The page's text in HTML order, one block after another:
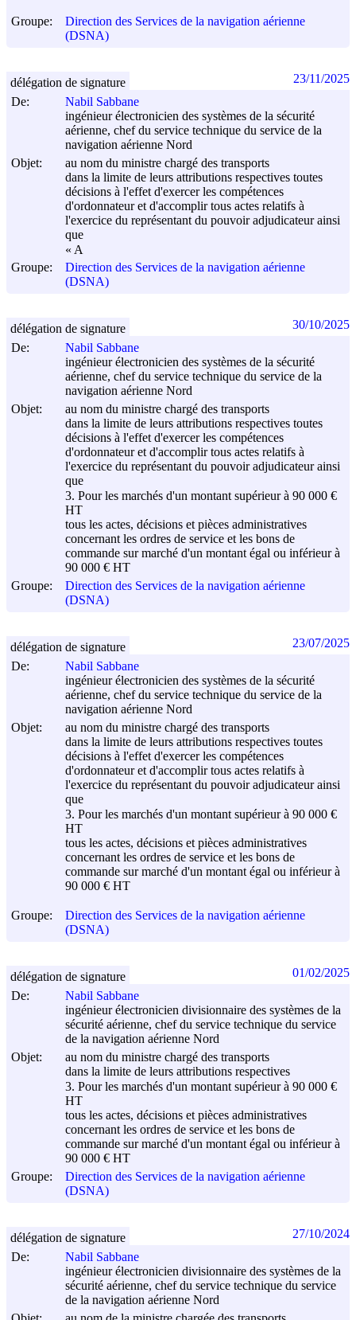
Groupe:
Direction des Services de la navigation aérienne
(DSNA)
De:
Nabil Sabbane
ingénieur électronicien des systèmes de la sécurité
aérienne, chef du service technique du service de la
navigation aérienne Nord
Objet:
au nom du ministre chargé des transports
dans la limite de leurs attributions respectives toutes
décisions à l'effet d'exercer les compétences
d'ordonnateur et d'accomplir tous actes relatifs à
l'exercice du représentant du pouvoir adjudicateur ainsi
que
« A
Groupe:
Direction des Services de la navigation aérienne
(DSNA)
délégation de signature 23/11/2025
De:
Nabil Sabbane
ingénieur électronicien des systèmes de la sécurité
aérienne, chef du service technique du service de la
navigation aérienne Nord
Objet:
au nom du ministre chargé des transports
dans la limite de leurs attributions respectives toutes
décisions à l'effet d'exercer les compétences
d'ordonnateur et d'accomplir tous actes relatifs à
l'exercice du représentant du pouvoir adjudicateur ainsi
que
3. Pour les marchés d'un montant supérieur à 90 000 €
HT
tous les actes, décisions et pièces administratives
concernant les ordres de service et les bons de
commande sur marché d'un montant égal ou inférieur à
90 000 € HT
Groupe:
Direction des Services de la navigation aérienne
(DSNA)
délégation de signature 30/10/2025
De:
Nabil Sabbane
ingénieur électronicien des systèmes de la sécurité
aérienne, chef du service technique du service de la
navigation aérienne Nord
Objet:
au nom du ministre chargé des transports
dans la limite de leurs attributions respectives toutes
décisions à l'effet d'exercer les compétences
d'ordonnateur et d'accomplir tous actes relatifs à
l'exercice du représentant du pouvoir adjudicateur ainsi
que
3. Pour les marchés d'un montant supérieur à 90 000 €
HT
tous les actes, décisions et pièces administratives
concernant les ordres de service et les bons de
commande sur marché d'un montant égal ou inférieur à
90 000 € HT
Groupe:
Direction des Services de la navigation aérienne
(DSNA)
délégation de signature 23/07/2025
De:
Nabil Sabbane
ingénieur électronicien divisionnaire des systèmes de la
sécurité aérienne, chef du service technique du service
de la navigation aérienne Nord
Objet:
au nom du ministre chargé des transports
dans la limite de leurs attributions respectives
3. Pour les marchés d'un montant supérieur à 90 000 €
HT
tous les actes, décisions et pièces administratives
concernant les ordres de service et les bons de
commande sur marché d'un montant égal ou inférieur à
90 000 € HT
Groupe:
Direction des Services de la navigation aérienne
(DSNA)
délégation de signature 01/02/2025
De:
Nabil Sabbane
ingénieur électronicien divisionnaire des systèmes de la
sécurité aérienne, chef du service technique du service
de la navigation aérienne Nord
délégation de signature 27/10/2024